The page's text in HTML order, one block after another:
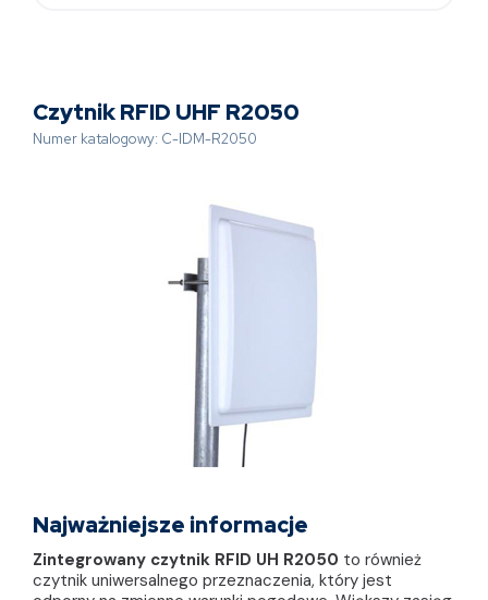
Czytnik RFID UHF R2050
Numer katalogowy: C-IDM-R2050
Najważniejsze informacje
Zintegrowany czytnik RFID UH R2050 to również
czytnik uniwersalnego przeznaczenia, który jest